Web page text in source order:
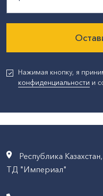
Нажимая кнопку, я
конфиденциальности и
Республика
ТД "Империал"